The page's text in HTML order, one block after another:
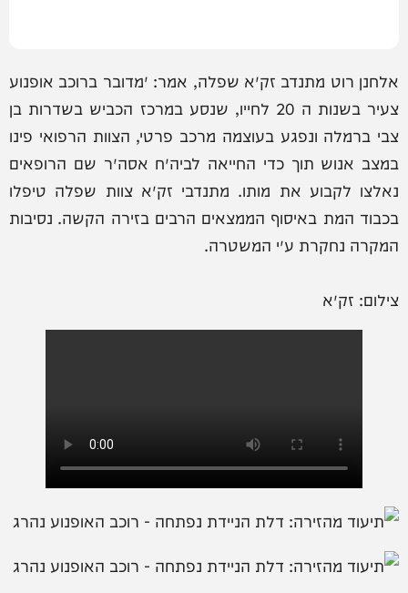
אלחנן רוט מתנדב זק״א שפלה, אמר: ״מדובר ברוכב אופנוע
צעיר בשנות ה 20 לחייו, שנסע במרכז הכביש בשדרות בן
צבי ברמלה ונפגע בעוצמה מרכב פרטי, הצוות הרפואי פינו
במצב אנוש תוך כדי החייאה לביה״ח אסה״ר שם הרופאים
נאלצו לקבוע את מותו. מתנדבי זק״א צוות שפלה טיפלו
בכבוד המת באיסוף הממצאים הרבים בזירה הקשה. נסיבות
המקרה נחקרת ע״י המשטרה.
צילום: זק״א